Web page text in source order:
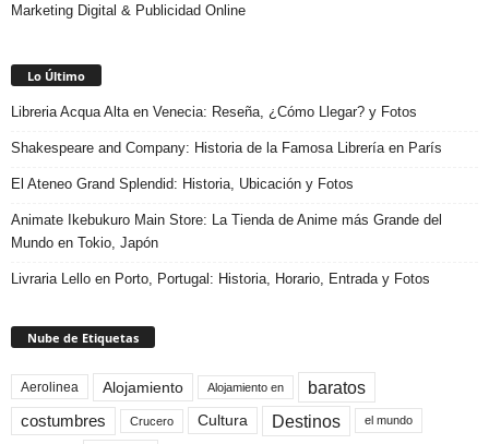
Marketing Digital & Publicidad Online
Lo Último
Libreria Acqua Alta en Venecia: Reseña, ¿Cómo Llegar? y Fotos
Shakespeare and Company: Historia de la Famosa Librería en París
El Ateneo Grand Splendid: Historia, Ubicación y Fotos
Animate Ikebukuro Main Store: La Tienda de Anime más Grande del
Mundo en Tokio, Japón
Livraria Lello en Porto, Portugal: Historia, Horario, Entrada y Fotos
Nube de Etiquetas
Aerolinea Alojamiento Alojamiento en baratos
costumbres Crucero Cultura Destinos el mundo